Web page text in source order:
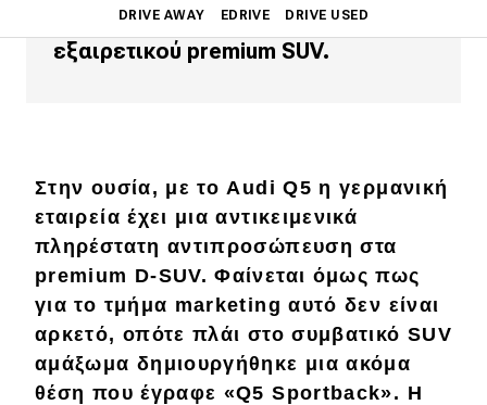
DRIVE AWAY EDRIVE DRIVE USED
Πρωτότυπα
Ελλάδα
Κόσμος
Τεχνολογία
Ασφάλεια
Αγορά
χαρακτηριστικά ενός αντικειμενικά
εξαιρετικού premium SUV.
Στην ουσία, με το Audi Q5 η γερμανική
εταιρεία έχει μια αντικειμενικά
πληρέστατη αντιπροσώπευση στα
premium D-SUV. Φαίνεται όμως πως
για το τμήμα marketing αυτό δεν είναι
αρκετό, οπότε πλάι στο συμβατικό SUV
αμάξωμα δημιουργήθηκε μια ακόμα
θέση που έγραφε «Q5 Sportback». Η